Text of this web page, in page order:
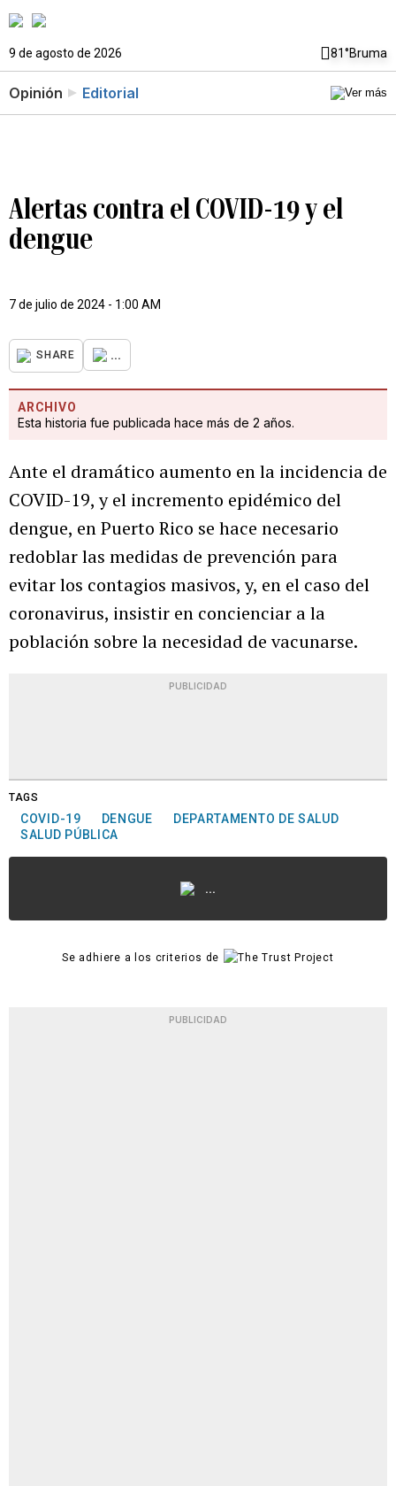
9 de agosto de 2026 81°Bruma
Opinión Editorial
Alertas contra el COVID-19 y el
dengue
7 de julio de 2024 - 1:00 AM
SHARE ...
ARCHIVO
Esta historia fue publicada hace más de 2 años.
Ante el dramático aumento en la incidencia de
COVID-19, y el incremento epidémico del
dengue, en Puerto Rico se hace necesario
redoblar las medidas de prevención para
evitar los contagios masivos, y, en el caso del
coronavirus, insistir en concienciar a la
población sobre la necesidad de vacunarse.
PUBLICIDAD
TAGS
COVID-19 DENGUE
DEPARTAMENTO DE SALUD
SALUD PÚBLICA
...
Se adhiere a los criterios de
PUBLICIDAD